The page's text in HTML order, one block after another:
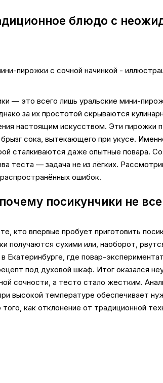
блюдо с
— это всего лишь уральские мини-
за их простотой скрываются
настоящим искусством. Эти пирожки
сока, вытекающего при укусе.
сталкиваются даже опытные повара.
теста — задача не из лёгких.
ошибок.
посикунчики не
кто впервые пробует приготовить
получаются сухими или, наоборот,
Екатеринбурге, где повар-
под духовой шкаф. Итог оказался
сочности, а тесто стало жестким.
высокой температуре обеспечивает
как отклонение от традиционной